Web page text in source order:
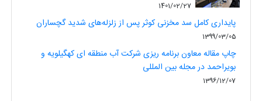
1401/02/27
پایداری کامل سد مخزنی کوثر پس از زلزله‌های شدید گچساران
1399/03/05
چاپ مقاله معاون برنامه ریزی شرکت آب منطقه ای کهگیلویه و
بویراحمد در مجله بین المللی
1396/12/07